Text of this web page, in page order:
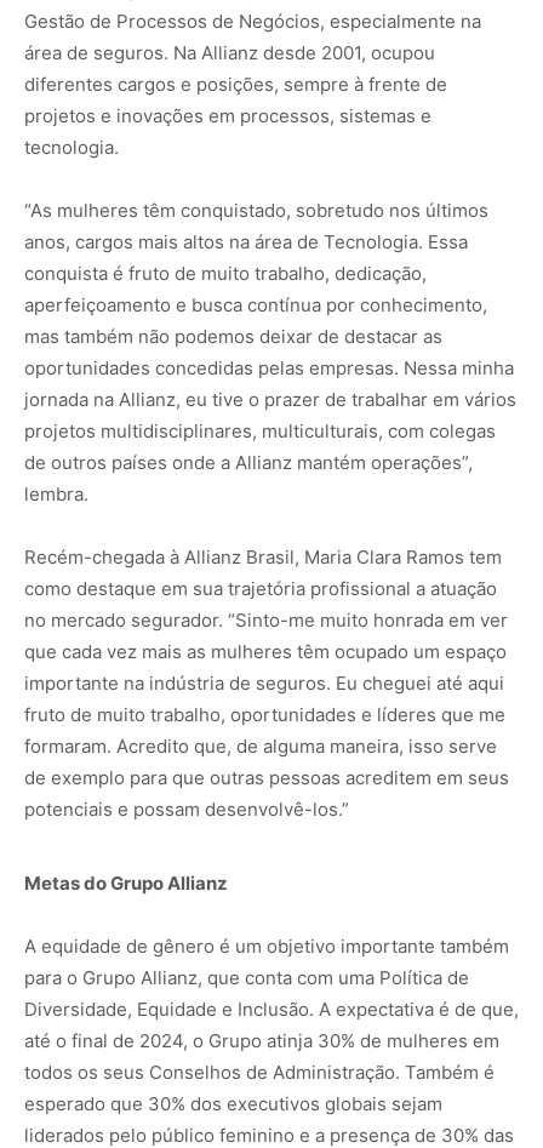
Gestão de Processos de Negócios, especialmente na
área de seguros. Na Allianz desde 2001, ocupou
diferentes cargos e posições, sempre à frente de
projetos e inovações em processos, sistemas e
tecnologia.
“As mulheres têm conquistado, sobretudo nos últimos
anos, cargos mais altos na área de Tecnologia. Essa
conquista é fruto de muito trabalho, dedicação,
aperfeiçoamento e busca contínua por conhecimento,
mas também não podemos deixar de destacar as
oportunidades concedidas pelas empresas. Nessa minha
jornada na Allianz, eu tive o prazer de trabalhar em vários
projetos multidisciplinares, multiculturais, com colegas
de outros países onde a Allianz mantém operações”,
lembra.
Recém-chegada à Allianz Brasil, Maria Clara Ramos tem
como destaque em sua trajetória profissional a atuação
no mercado segurador. “Sinto-me muito honrada em ver
que cada vez mais as mulheres têm ocupado um espaço
importante na indústria de seguros. Eu cheguei até aqui
fruto de muito trabalho, oportunidades e líderes que me
formaram. Acredito que, de alguma maneira, isso serve
de exemplo para que outras pessoas acreditem em seus
potenciais e possam desenvolvê-los.”
Metas do Grupo Allianz
A equidade de gênero é um objetivo importante também
para o Grupo Allianz, que conta com uma Política de
Diversidade, Equidade e Inclusão. A expectativa é de que,
até o final de 2024, o Grupo atinja 30% de mulheres em
todos os seus Conselhos de Administração. Também é
esperado que 30% dos executivos globais sejam
liderados pelo público feminino e a presença de 30% das